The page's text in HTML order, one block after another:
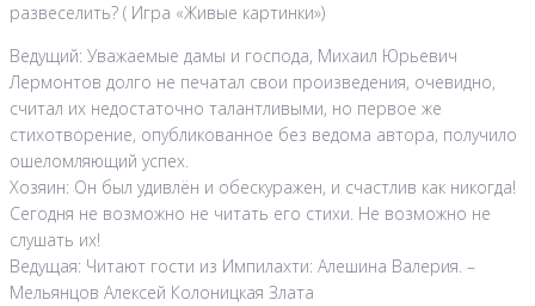
развеселить? ( Игра «Живые картинки»)
Ведущий: Уважаемые дамы и господа, Михаил Юрьевич
Лермонтов долго не печатал свои произведения, очевидно,
считал их недостаточно талантливыми, но первое же
стихотворение, опубликованное без ведома автора, получило
ошеломляющий успех.
Хозяин: Он был удивлён и обескуражен, и счастлив как никогда!
Сегодня не возможно не читать его стихи. Не возможно не
слушать их!
Ведущая: Читают гости из Импилахти: Алешина Валерия. –
Мельянцов Алексей Колоницкая Злата